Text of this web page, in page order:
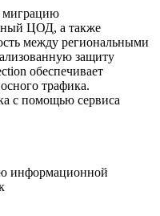
миграцию
ЦОД, а также
между региональными
защиту
обеспечивает
трафика.
с помощью сервиса
информационной